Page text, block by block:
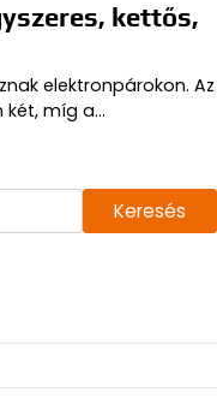
kettős,
elektronpárokon. Az
két, míg a…
Keresés